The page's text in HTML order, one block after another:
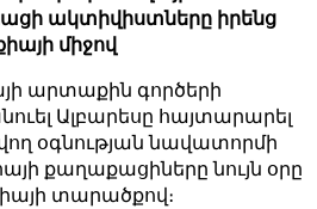
ակտիվիստները իրենց
միջով
արտաքին գործերի
Ալբարեսը հայտարարել
օգնության նավատորմի
քաղաքացիները նույն օրը
տարածքով։